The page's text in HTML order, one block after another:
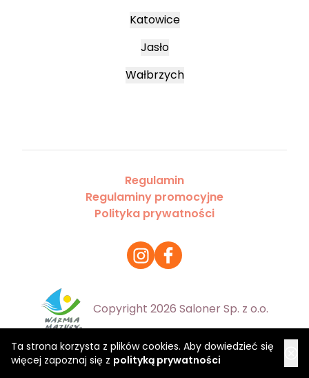
Ta strona korzysta z plików cookies. Aby dowiedzieć się
więcej zapoznaj się z polityką prywatności
Katowice
Jasło
Wałbrzych
Regulamin
Regulaminy promocyjne
Polityka prywatności
Copyright 2026 Saloner Sp. z o.o.